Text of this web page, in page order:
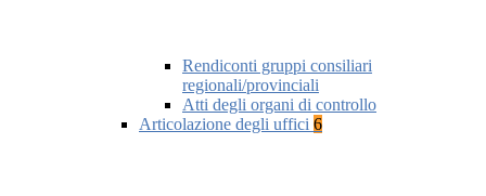
Rendiconti gruppi consiliari
regionali/provinciali
Atti degli organi di controllo
Articolazione degli uffici 6